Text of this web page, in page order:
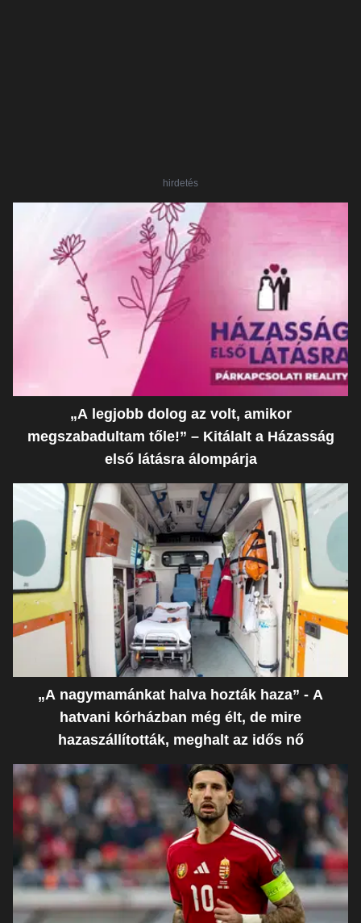
hirdetés
„A legjobb dolog az volt, amikor
megszabadultam tőle!” – Kitálalt a Házasság
első látásra álompárja
„A nagymamánkat halva hozták haza” - A
hatvani kórházban még élt, de mire
hazaszállították, meghalt az idős nő